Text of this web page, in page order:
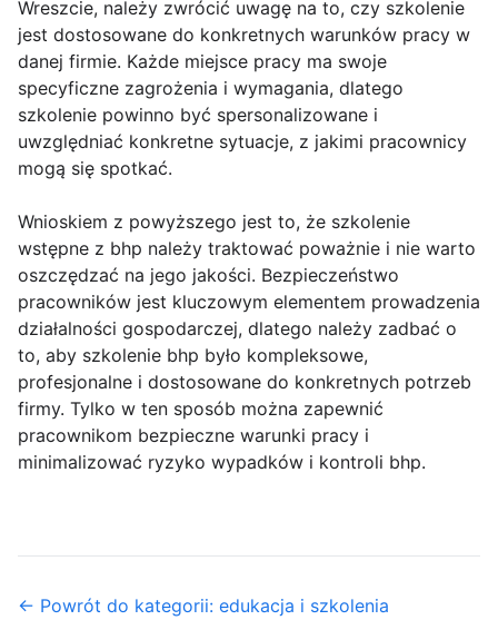
Wreszcie, należy zwrócić uwagę na to, czy szkolenie
jest dostosowane do konkretnych warunków pracy w
danej firmie. Każde miejsce pracy ma swoje
specyficzne zagrożenia i wymagania, dlatego
szkolenie powinno być spersonalizowane i
uwzględniać konkretne sytuacje, z jakimi pracownicy
mogą się spotkać.
Wnioskiem z powyższego jest to, że szkolenie
wstępne z bhp należy traktować poważnie i nie warto
oszczędzać na jego jakości. Bezpieczeństwo
pracowników jest kluczowym elementem prowadzenia
działalności gospodarczej, dlatego należy zadbać o
to, aby szkolenie bhp było kompleksowe,
profesjonalne i dostosowane do konkretnych potrzeb
firmy. Tylko w ten sposób można zapewnić
pracownikom bezpieczne warunki pracy i
minimalizować ryzyko wypadków i kontroli bhp.
← Powrót do kategorii: edukacja i szkolenia